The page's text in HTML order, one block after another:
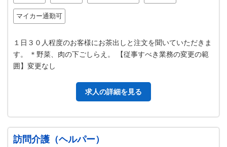
マイカー通勤可
１日３０人程度のお客様にお茶出しと注文を聞いていただきま
す。 ＊野菜、肉の下ごしらえ。 【従事すべき業務の変更の範
囲】変更なし
求人の詳細を見る
訪問介護（ヘルパー）